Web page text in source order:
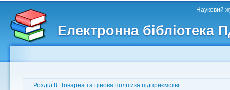
Електронна бібліотека
Головне меню Науковий
Другорядне меню
Розділ 8. Товарна та цінова політика підприємстві